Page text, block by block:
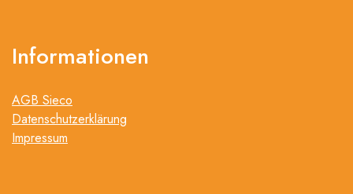
Informationen
AGB Sieco
Datenschutzerklärung
Impressum